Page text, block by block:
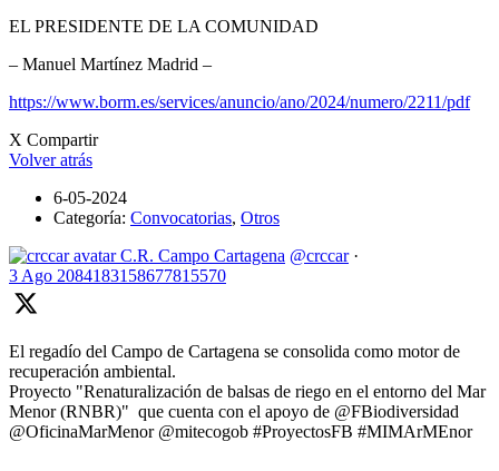
EL PRESIDENTE DE LA COMUNIDAD
– Manuel Martínez Madrid –
https://www.borm.es/services/anuncio/ano/2024/numero/2211/pdf
X Compartir
Volver atrás
6-05-2024
Categoría: Convocatorias, Otros
C.R. Campo Cartagena @crccar ·
3 Ago 2084183158677815570
El regadío del Campo de Cartagena se consolida como motor de
recuperación ambiental.
Proyecto "Renaturalización de balsas de riego en el entorno del Mar
Menor (RNBR)" que cuenta con el apoyo de @FBiodiversidad
@OficinaMarMenor @mitecogob #ProyectosFB #MIMArMEnor